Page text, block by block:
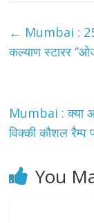
← Mumbai : 25
कल्याण स्टारर
Mumbai : क्या
विक्की कौशल
You